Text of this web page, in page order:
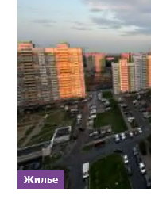
Жилье